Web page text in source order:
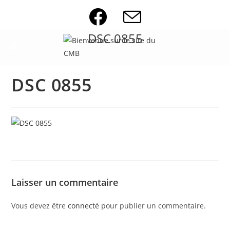
DSC 0855
DSC 0855
Laisser un commentaire
Vous devez êtreconnecté pour publier un commentaire.